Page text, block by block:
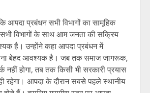
आपदा प्रबंधन सभी विभागों का सामूहिक
विभागों के साथ आम जनता की सक्रिय
है। उन्होंने कहा आपदा प्रबंधन में
बेहद आवश्यक है। जब तक समाज जागरूक,
नहीं होगा, तब तक किसी भी सरकारी प्रयास
रहेगा। आपदा के दौरान सबसे पहले स्थानीय